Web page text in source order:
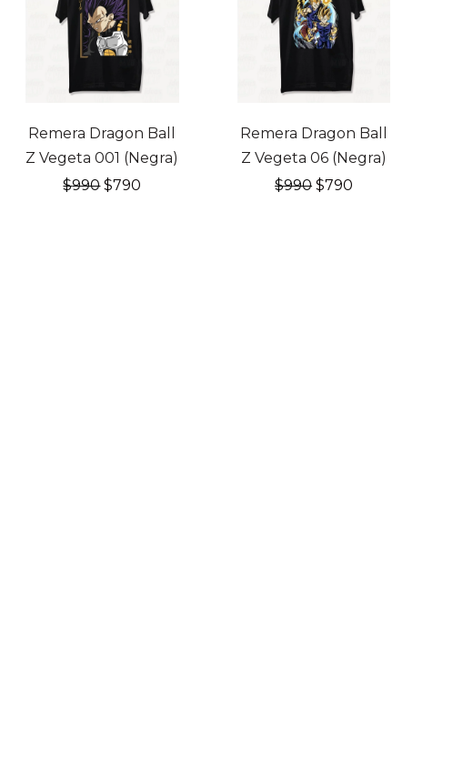
20% OFF
Remera Dragon Ball
Z Vegeta 001 (Negra)
$990El
$790
20% OFF
Remera Dragon Ball
Z Vegeta 06 (Negra)
$990 El
$790